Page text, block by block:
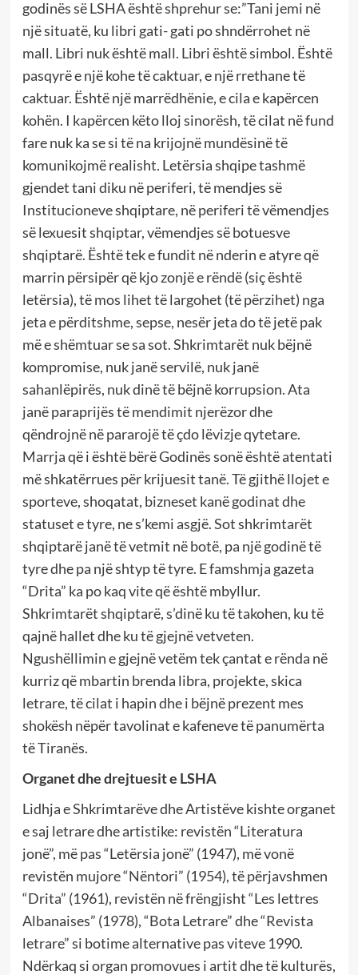
godinës së LSHA është shprehur se:”Tani jemi në
një situatë, ku libri gati- gati po shndërrohet në
mall. Libri nuk është mall. Libri është simbol. Është
pasqyrë e një kohe të caktuar, e një rrethane të
caktuar. Është një marrëdhënie, e cila e kapërcen
kohën. I kapërcen këto lloj sinorësh, të cilat në fund
fare nuk ka se si të na krijojnë mundësinë të
komunikojmë realisht. Letërsia shqipe tashmë
gjendet tani diku në periferi, të mendjes së
Institucioneve shqiptare, në periferi të vëmendjes
së lexuesit shqiptar, vëmendjes së botuesve
shqiptarë. Është tek e fundit në nderin e atyre që
marrin përsipër që kjo zonjë e rëndë (siç është
letërsia), të mos lihet të largohet (të përzihet) nga
jeta e përditshme, sepse, nesër jeta do të jetë pak
më e shëmtuar se sa sot. Shkrimtarët nuk bëjnë
kompromise, nuk janë servilë, nuk janë
sahanlëpirës, nuk dinë të bëjnë korrupsion. Ata
janë paraprijës të mendimit njerëzor dhe
qëndrojnë në pararojë të çdo lëvizje qytetare.
Marrja që i është bërë Godinës sonë është atentati
më shkatërrues për krijuesit tanë. Të gjithë llojet e
sporteve, shoqatat, bizneset kanë godinat dhe
statuset e tyre, ne s’kemi asgjë. Sot shkrimtarët
shqiptarë janë të vetmit në botë, pa një godinë të
tyre dhe pa një shtyp të tyre. E famshmja gazeta
“Drita” ka po kaq vite që është mbyllur.
Shkrimtarët shqiptarë, s’dinë ku të takohen, ku të
qajnë hallet dhe ku të gjejnë vetveten.
Ngushëllimin e gjejnë vetëm tek çantat e rënda në
kurriz që mbartin brenda libra, projekte, skica
letrare, të cilat i hapin dhe i bëjnë prezent mes
shokësh nëpër tavolinat e kafeneve të panumërta
të Tiranës.
Organet dhe drejtuesit e LSHA
Lidhja e Shkrimtarëve dhe Artistëve kishte organet
e saj letrare dhe artistike: revistën “Literatura
jonë”, më pas “Letërsia jonë” (1947), më vonë
revistën mujore “Nëntori” (1954), të përjavshmen
“Drita” (1961), revistën në frëngjisht “Les lettres
Albanaises” (1978), “Bota Letrare” dhe “Revista
letrare” si botime alternative pas viteve 1990.
Ndërkaq si organ promovues i artit dhe të kulturës,